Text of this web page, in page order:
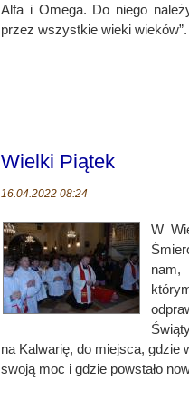
Alfa i Omega. Do niego
przez wszystkie wieki wieków”.
Wielki Piątek
16.04.2022 08:24
W
nam,
na Kalwarię, do miejsca, gdzie
swoją moc i gdzie powstało